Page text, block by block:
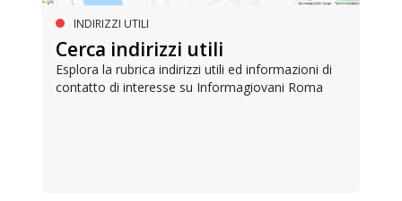
INDIRIZZI UTILI
Cerca indirizzi utili
Esplora la rubrica indirizzi utili ed informazioni di
contatto di interesse su Informagiovani Roma